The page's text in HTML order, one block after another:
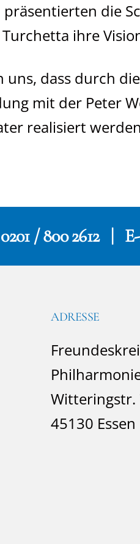
die
ihre
uns, dass durch
mit der Peter
realisiert
/ 800 2612 |
ADRESSE
Witteringstr.
45130 Essen